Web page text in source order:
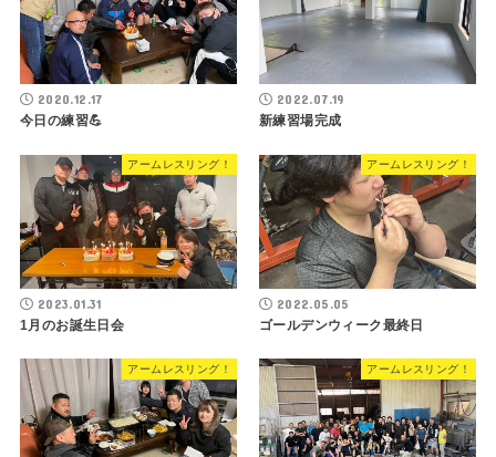
2020.12.17
今日の練習💪
2022.07.19
新練習場完成
アームレスリング！
2023.01.31
1月のお誕生日会
アームレスリング！
2022.05.05
ゴールデンウィーク最終日
アームレスリング！ アームレスリング！